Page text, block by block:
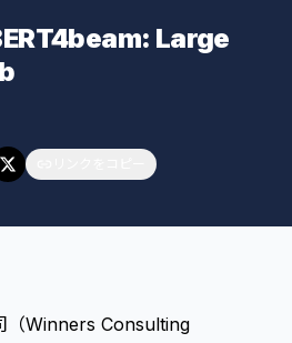
Large
（Winners Consulting